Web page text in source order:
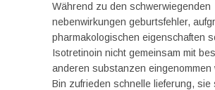
Während zu den schwerwiegenden
nebenwirkungen geburtsfehler,
pharmakologischen eigenschaften
Isotretinoin nicht gemeinsam mit
anderen substanzen eingenommen
Bin zufrieden schnelle lieferung, sie